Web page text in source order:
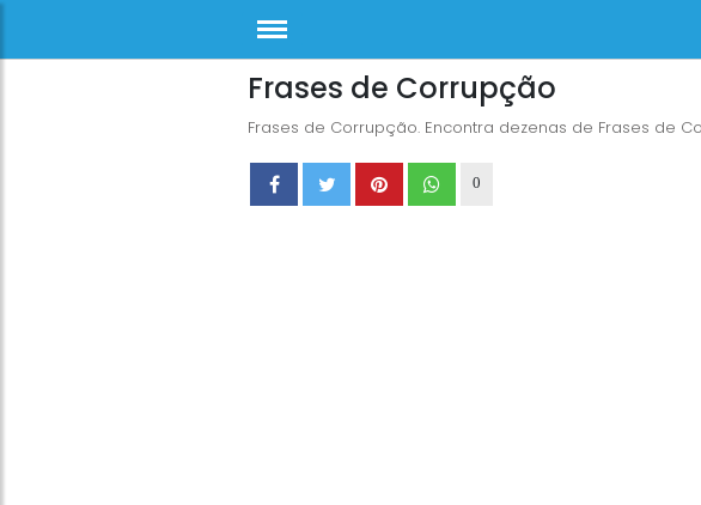
Frases de Corrupção
Frases de Corrupção. Encontra dezenas de Frases de
0